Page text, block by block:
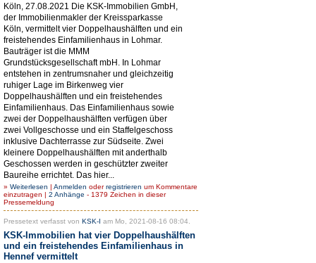
Köln, 27.08.2021 Die KSK-Immobilien GmbH,
der Immobilienmakler der Kreissparkasse
Köln, vermittelt vier Doppelhaushälften und ein
freistehendes Einfamilienhaus in Lohmar.
Bauträger ist die MMM
Grundstücksgesellschaft mbH. In Lohmar
entstehen in zentrumsnaher und gleichzeitig
ruhiger Lage im Birkenweg vier
Doppelhaushälften und ein freistehendes
Einfamilienhaus. Das Einfamilienhaus sowie
zwei der Doppelhaushälften verfügen über
zwei Vollgeschosse und ein Staffelgeschoss
inklusive Dachterrasse zur Südseite. Zwei
kleinere Doppelhaushälften mit anderthalb
Geschossen werden in geschützter zweiter
Baureihe errichtet. Das hier...
» Weiterlesen | Anmelden oderregistrieren um Kommentare
einzutragen | 2 Anhänge - 1379 Zeichen in dieser
Pressemeldung
Pressetext verfasst von KSK-I am Mo, 2021-08-16 08:04.
KSK-Immobilien hat vier Doppelhaushälften
und ein freistehendes Einfamilienhaus in
Hennef vermittelt